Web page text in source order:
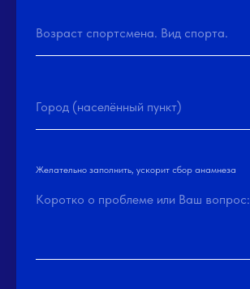
Возраст спортсмена. Вид спорта.
Город (населённый пункт)
Желательно заполнить, ускорит сбор анамнеза
Коротко о проблеме или Ваш вопрос: